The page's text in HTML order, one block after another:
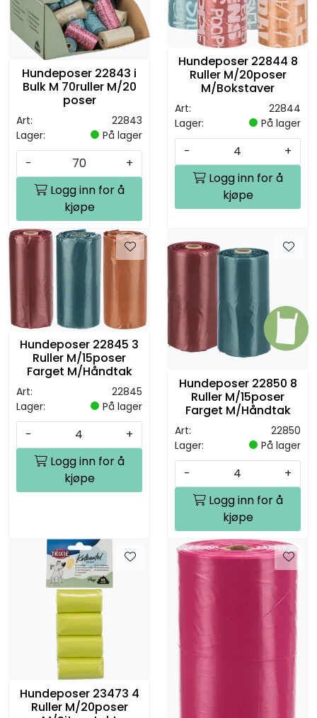
Hundeposer 22843 i
Bulk M 70ruller M/20
poser
Art:
22843
Lager:
På lager
-
+
Logg inn for å
kjøpe
Hundeposer 22844 8
Ruller M/20poser
M/Bokstaver
Art:
22844
Lager:
På lager
-
+
Logg inn for å
kjøpe
Hundeposer 22845 3
Ruller M/15poser
Farget M/Håndtak
Art:
22845
Lager:
På lager
-
+
Logg inn for å
kjøpe
Hundeposer 22850 8
Ruller M/15poser
Farget M/Håndtak
Art:
22850
Lager:
På lager
-
+
Logg inn for å
kjøpe
Hundeposer 23473 4
Ruller M/20poser